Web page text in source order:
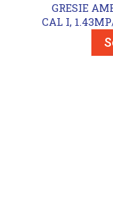
GRESIE
CAL I,